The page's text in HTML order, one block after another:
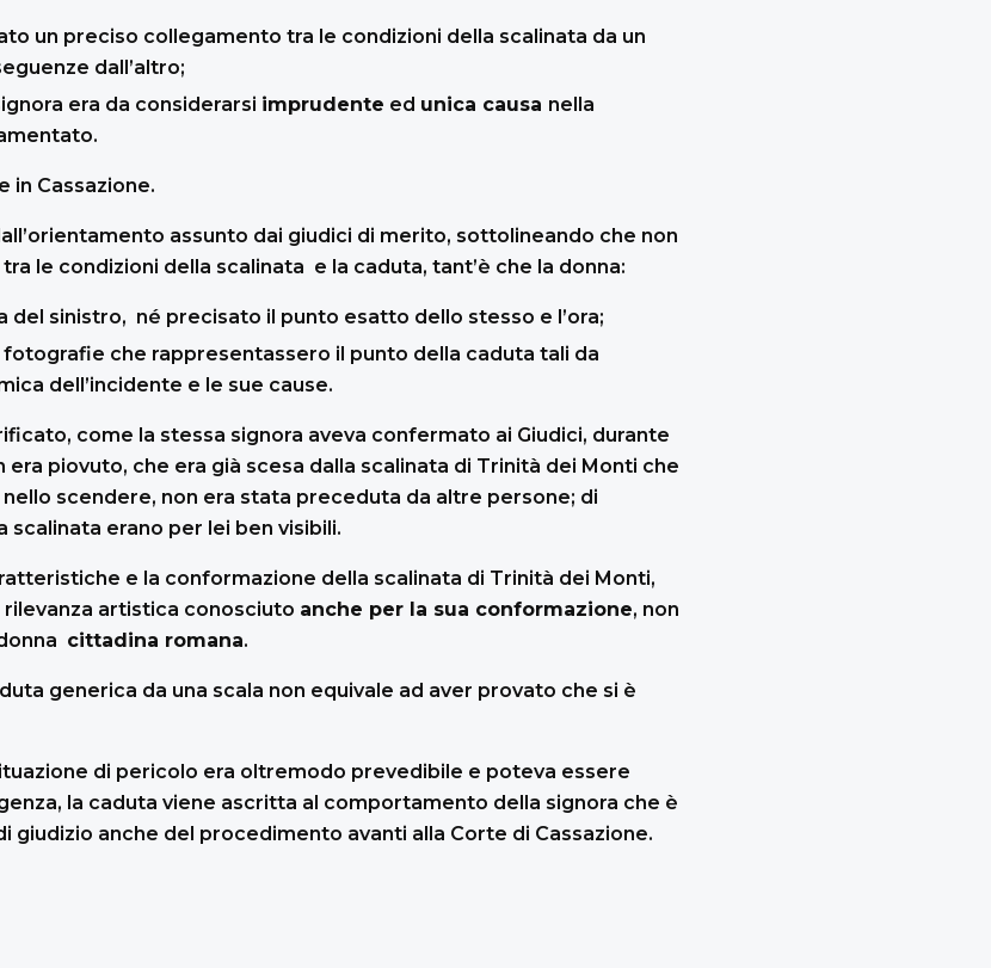
un preciso collegamento tra le condizioni della scalinata da un
dall’altro;
era da considerarsi imprudente ed unica causa nella
in Cassazione.
assunto dai giudici di merito, sottolineando che non
le condizioni della scalinata e la caduta, tant’è che la donna:
del sinistro, né precisato il punto esatto dello stesso e l’ora;
che rappresentassero il punto della caduta tali da
dell’incidente e le sue cause.
come la stessa signora aveva confermato ai Giudici, durante
era piovuto, che era già scesa dalla scalinata di Trinità dei Monti che
scendere, non era stata preceduta da altre persone; di
erano per lei ben visibili.
e la conformazione della scalinata di Trinità dei Monti,
artistica conosciuto anche per la sua conformazione, non
cittadina romana.
generica da una scala non equivale ad aver provato che si è
di pericolo era oltremodo prevedibile e poteva essere
la caduta viene ascritta al comportamento della signora che è
giudizio anche del procedimento avanti alla Corte di Cassazione.